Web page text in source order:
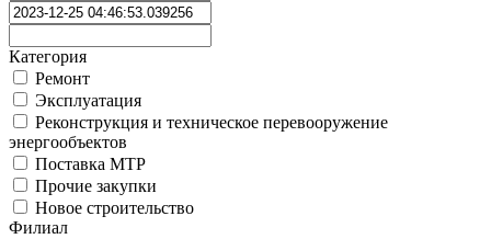
Категория
Ремонт
Эксплуатация
Реконструкция и техническое перевооружение
энергообъектов
Поставка МТР
Прочие закупки
Новое строительство
Филиал